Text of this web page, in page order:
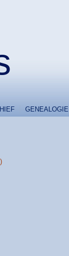
GENEALOGIE